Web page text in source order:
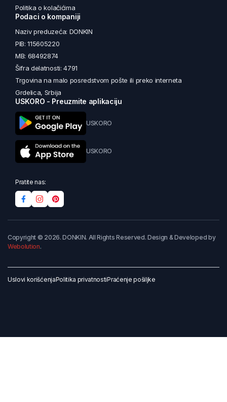
Politika o kolačićima
Podaci o kompaniji
Naziv preduzeća: DONKIN
PIB: 115605220
MB: 68492874
Šifra delatnosti: 4791
Trgovina na malo posredstvom pošte ili preko interneta
Grdelica, Srbija
USKORO - Preuzmite aplikaciju
USKORO
USKORO
Pratite nas:
Copyright © 2026. DONKIN. All Rights Reserved. Design & Developed by
Webolution.
Uslovi korišćenjaPolitika privatnostiPraćenje pošiljke